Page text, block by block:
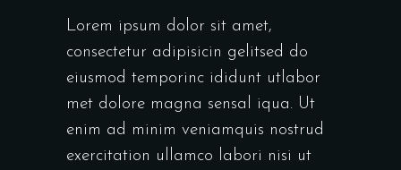
Lorem ipsum dolor sit amet,
consectetur adipisicin gelitsed do
eiusmod temporinc ididunt utlabor
met dolore magna sensal iqua. Ut
enim ad minim veniamquis nostrud
exercitation ullamco labori nisi ut